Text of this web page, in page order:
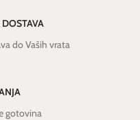
do Vaših vrata
gotovina